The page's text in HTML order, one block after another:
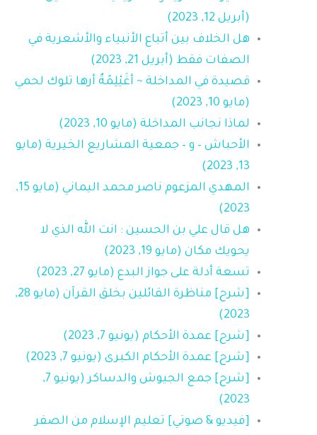
(أبريل 12, 2023)
هل الخلاف بين أتباع الأنبياء والأشعرية في
الصفات فقط (أبريل 21, 2023)
قصيدة في المداخلة ~ أغَيْلِمًةٌ أرها تلوك لحمي
(مايو 10, 2023)
لماذا نجانب المداخلة (مايو 10, 2023)
الأحباش – و – جمعية المشاريع الخيرية (مايو
13, 2023)
المهدي المزعوم ناصر محمد اليماني (مايو 15,
2023)
هل قال علي بن الحسين : انت الله الذي لا
يحويك مكان (مايو 19, 2023)
تسعة أدلة على جواز البدع (مايو 27, 2023)
[شرح] مناظرة القائلين بخلق القرآن (مايو 28,
2023)
[شرح] عمدة الأحكام (يونيو 7, 2023)
[شرح] عمدة الأحكام الكبرى (يونيو 7, 2023)
[شرح] جمع الجيوش والدساكر (يونيو 7,
2023)
[فيديو & صوتي] تعليم الإسلام من الصفر